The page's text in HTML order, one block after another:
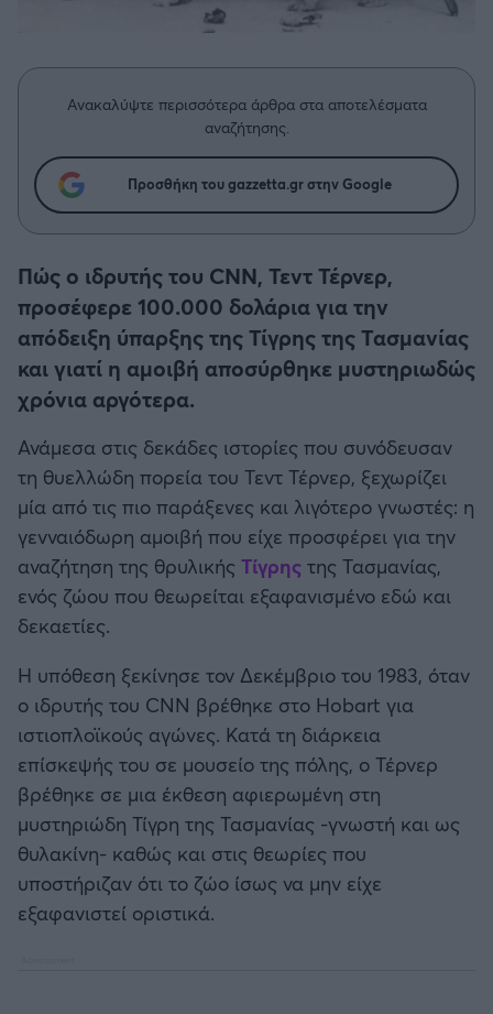
Δημήτρης Τσορμπατζόγλου
Βόλος
Ατρόμητος Αθηνών
Κηφισιά
Αστέρας Τρίπολης
Παναιτωλικός
Καλαμάτα
Ηρακλής
Μπαρτσελόνα
Ρεάλ Μαδρίτης
Ατλέτικο Μαδρίτης
Μάντσεστερ Γιουνάιτεντ
Μάντσεστερ Σίτι
Λίβερπουλ
Ανακαλύψτε περισσότερα άρθρα στα αποτελέσματα
αναζήτησης.
Προσθήκη του gazzetta.gr στην Google
Πώς ο ιδρυτής του CNN, Τεντ Τέρνερ,
προσέφερε 100.000 δολάρια για την
απόδειξη ύπαρξης της Τίγρης της Τασμανίας
και γιατί η αμοιβή αποσύρθηκε μυστηριωδώς
χρόνια αργότερα.
Ανάμεσα στις δεκάδες ιστορίες που συνόδευσαν
τη θυελλώδη πορεία του Τεντ Τέρνερ, ξεχωρίζει
μία από τις πιο παράξενες και λιγότερο γνωστές: η
γενναιόδωρη αμοιβή που είχε προσφέρει για την
αναζήτηση της θρυλικής Τίγρης της Τασμανίας,
ενός ζώου που θεωρείται εξαφανισμένο εδώ και
δεκαετίες.
Η υπόθεση ξεκίνησε τον Δεκέμβριο του 1983, όταν
ο ιδρυτής του CNN βρέθηκε στο Hobart για
ιστιοπλοϊκούς αγώνες. Κατά τη διάρκεια
επίσκεψής του σε μουσείο της πόλης, ο Τέρνερ
βρέθηκε σε μια έκθεση αφιερωμένη στη
μυστηριώδη Τίγρη της Τασμανίας -γνωστή και ως
θυλακίνη- καθώς και στις θεωρίες που
υποστήριζαν ότι το ζώο ίσως να μην είχε
εξαφανιστεί οριστικά.